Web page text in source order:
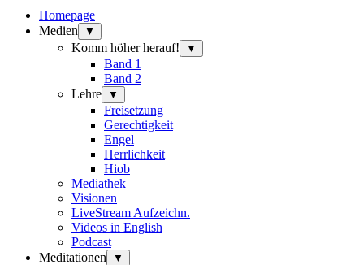
Homepage
Medien
▼
Komm höher herauf! ▼
Band 1
Band 2
Lehre
▼
Freisetzung
Gerechtigkeit
Engel
Herrlichkeit
Hiob
Mediathek
Visionen
LiveStream Aufzeichn.
Videos in English
Podcast
Meditationen
▼